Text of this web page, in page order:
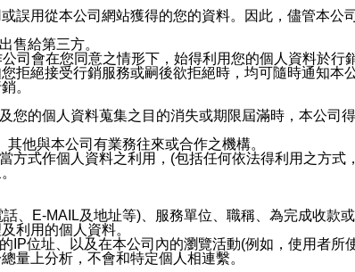
誤用從本公司網站獲得的您的資料。因此，儘管本
售給第三方。
司會在您同意之情形下，始得利用您的個人資料於行
拒絕接受行銷服務或嗣後欲拒絕時，均可隨時通知
。
的個人資料蒐集之目的消失或期限屆滿時，本公司
他與本公司有業務往來或合作之機構。
方式作個人資料之利用，(包括任何依法得利用之方
、E-MAIL及地址等)、服務單位、職稱、為完成收款
利用的個人資料。
IP位址、以及在本公司內的瀏覽活動(例如，使用者
量上分析，不會和特定個人相連繫。